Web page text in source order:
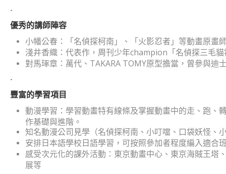
-
優秀的講師陣容
小幡公春：「名偵探柯南」、「火影忍者」等動畫原畫
淺井香織：代表作，周刊少年champion「名偵探三毛
對馬琢章：萬代、TAKARA TOMY原型擔當，曾參與迪
-
豐富的學習項目
動漫學習：學習動畫特有線條及掌握動畫中的走、跑、
作基礎與進階。
知名動漫公司見學（名偵探柯南、小叮噹、口袋妖怪、
安排日本語學校日語學習，可按照參加者程度編入適合
感受次元化的課外活動：東京動畫中心、東京海賊王塔
展等